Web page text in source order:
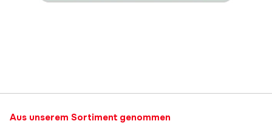
Aus unserem Sortiment genommen